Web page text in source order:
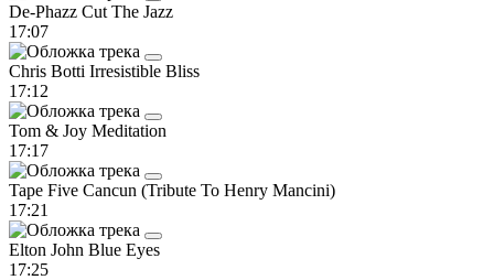
De-Phazz Cut The Jazz
17:07
Chris Botti Irresistible Bliss
17:12
Tom & Joy Meditation
17:17
Tape Five Cancun (Tribute To Henry Mancini)
17:21
Elton John Blue Eyes
17:25